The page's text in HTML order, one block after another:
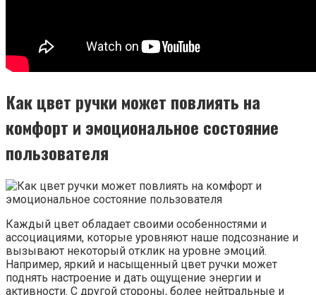
Как цвет ручки может повлиять на
комфорт и эмоциональное состояние
пользователя
Каждый цвет обладает своими особенностями и
ассоциациями, которые уровняют наше подсознание и
вызывают некоторый отклик на уровне эмоций.
Например, яркий и насыщенный цвет ручки может
поднять настроение и дать ощущение энергии и
активности. С другой стороны, более нейтральные и